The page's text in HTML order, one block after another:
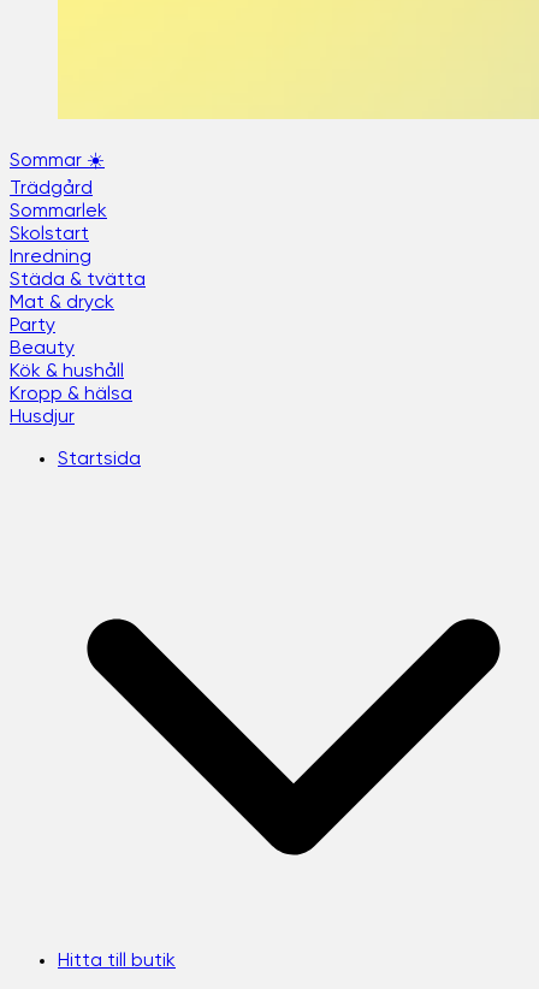
Sommar ☀️
Trädgård
Sommarlek
Skolstart
Inredning
Städa & tvätta
Mat & dryck
Party
Beauty
Kök & hushåll
Kropp & hälsa
Husdjur
Startsida
Hitta till butik